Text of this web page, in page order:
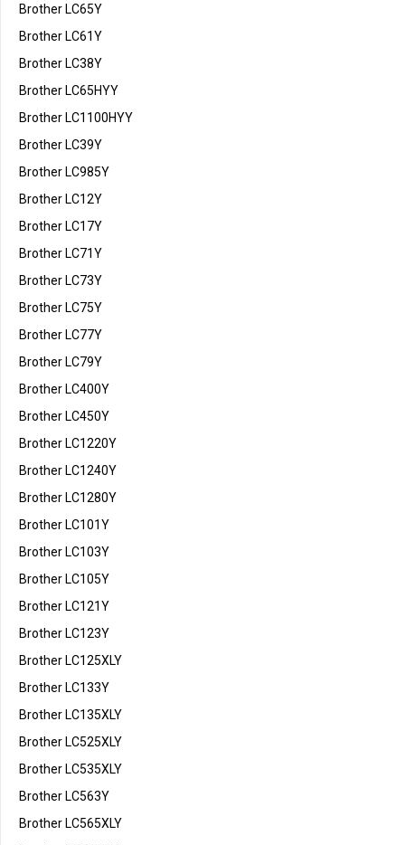
Brother LC65Y
Brother LC61Y
Brother LC38Y
Brother LC65HYY
Brother LC1100HYY
Brother LC39Y
Brother LC985Y
Brother LC12Y
Brother LC17Y
Brother LC71Y
Brother LC73Y
Brother LC75Y
Brother LC77Y
Brother LC79Y
Brother LC400Y
Brother LC450Y
Brother LC1220Y
Brother LC1240Y
Brother LC1280Y
Brother LC101Y
Brother LC103Y
Brother LC105Y
Brother LC121Y
Brother LC123Y
Brother LC125XLY
Brother LC133Y
Brother LC135XLY
Brother LC525XLY
Brother LC535XLY
Brother LC563Y
Brother LC565XLY